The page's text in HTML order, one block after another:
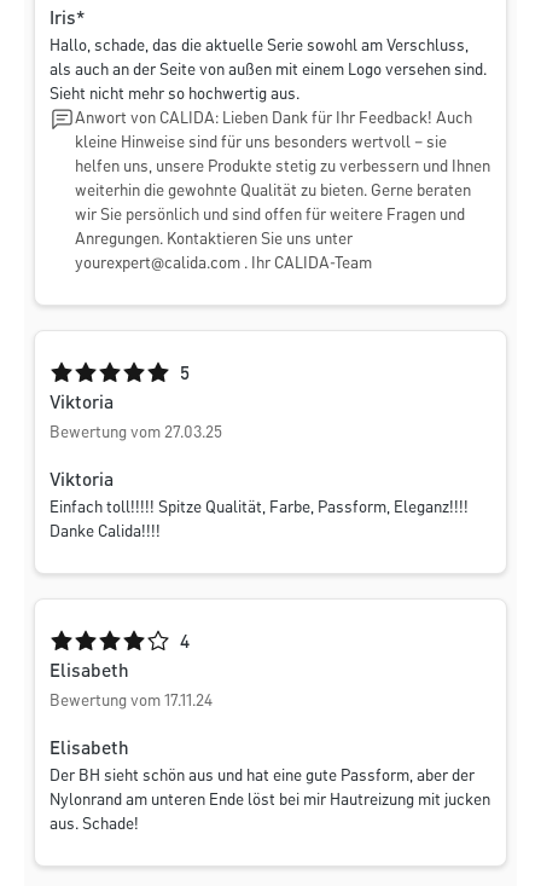
Iris*
Hallo, schade, das die aktuelle Serie sowohl am Verschluss,
als auch an der Seite von außen mit einem Logo versehen sind.
Sieht nicht mehr so hochwertig aus.
Anwort von CALIDA: Lieben Dank für Ihr Feedback! Auch
kleine Hinweise sind für uns besonders wertvoll – sie
helfen uns, unsere Produkte stetig zu verbessern und Ihnen
weiterhin die gewohnte Qualität zu bieten. Gerne beraten
wir Sie persönlich und sind offen für weitere Fragen und
Anregungen. Kontaktieren Sie uns unter
yourexpert@calida.com . Ihr CALIDA-Team
Durchschnittliche Bewertung von 5 von 5 Sternen
5
Viktoria
Bewertung vom 27.03.25
Viktoria
Einfach toll!!!!! Spitze Qualität, Farbe, Passform, Eleganz!!!!
Danke Calida!!!!
Durchschnittliche Bewertung von 4 von 5 Sternen
4
Elisabeth
Bewertung vom 17.11.24
Elisabeth
Der BH sieht schön aus und hat eine gute Passform, aber der
Nylonrand am unteren Ende löst bei mir Hautreizung mit jucken
aus. Schade!